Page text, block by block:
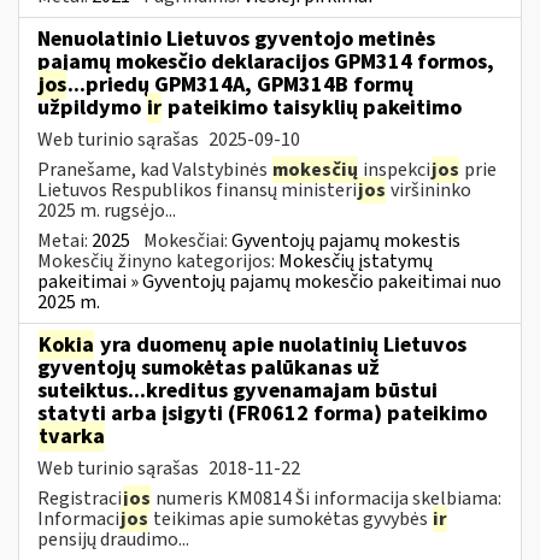
Nenuolatinio Lietuvos gyventojo metinės
pajamų mokesčio deklaracijos GPM314 formos,
jos...priedų GPM314A, GPM314B formų
užpildymo ir pateikimo taisyklių pakeitimo
Web turinio sąrašas 2025-09-10
Pranešame, kad Valstybinės mokesčių inspekcijos prie
Lietuvos Respublikos finansų ministerijos viršininko
2025 m. rugsėjo...
Metai: 2025 Mokesčiai:Gyventojų pajamų mokestis
Mokesčių žinyno kategorijos: Mokesčių įstatymų
pakeitimai » Gyventojų pajamų mokesčio pakeitimai nuo
2025 m.
Kokia yra duomenų apie nuolatinių Lietuvos
gyventojų sumokėtas palūkanas už
suteiktus...kreditus gyvenamajam būstui
statyti arba įsigyti (FR0612 forma) pateikimo
tvarka
Web turinio sąrašas 2018-11-22
Registracijos numeris KM0814 Ši informacija skelbiama:
Informacijosteikimas apie sumokėtas gyvybės ir
pensijų draudimo...